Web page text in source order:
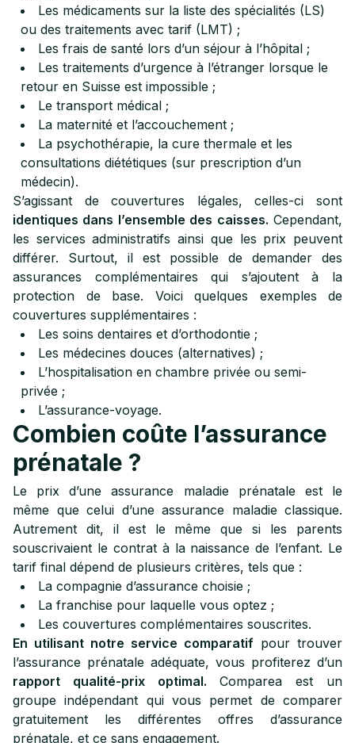
Les médicaments sur la liste des spécialités (LS)
ou des traitements avec tarif (LMT) ;
Les frais de santé lors d’un séjour à l’hôpital ;
Les traitements d’urgence à l’étranger lorsque le
retour en Suisse est impossible ;
Le transport médical ;
La maternité et l’accouchement ;
La psychothérapie, la cure thermale et les
consultations diététiques (sur prescription d’un
médecin).
S’agissant de couvertures légales, celles-ci sont
identiques dans l’ensemble des caisses. Cependant,
les services administratifs ainsi que les prix peuvent
différer. Surtout, il est possible de demander des
assurances complémentaires qui s’ajoutent à la
protection de base. Voici quelques exemples de
couvertures supplémentaires :
Les soins dentaires et d’orthodontie ;
Les médecines douces (alternatives) ;
L’hospitalisation en chambre privée ou semi-
privée ;
L’assurance-voyage.
Combien coûte l’assurance
prénatale ?
Le prix d’une assurance maladie prénatale est le
même que celui d’une assurance maladie classique.
Autrement dit, il est le même que si les parents
souscrivaient le contrat à la naissance de l’enfant. Le
tarif final dépend de plusieurs critères, tels que :
La compagnie d’assurance choisie ;
La franchise pour laquelle vous optez ;
Les couvertures complémentaires souscrites.
En utilisant notre service comparatif pour trouver
l’assurance prénatale adéquate, vous profiterez d’un
rapport qualité-prix optimal. Comparea est un
groupe indépendant qui vous permet de comparer
gratuitement les différentes offres d’assurance
prénatale, et ce sans engagement.